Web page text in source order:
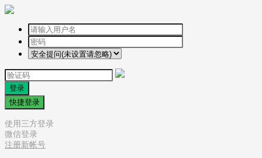
登录
快捷登录
使用三方登录
微信登录
注册新帐号